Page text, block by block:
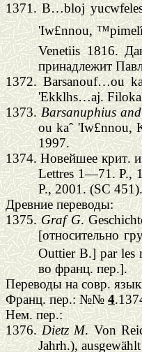
1371.B…bloj
'Iw£nnou,
Venetiis 1816.
принадлежит
1372.Barsanouf…ou
'Ekklhs…aj.
1373.Barsanuphius
ou kaˆ 'Iw£nnou,
1997.
1374.Новейшее крит.
Lettres 1—71. P.,
P., 2001. (SC
Древние переводы:
1375.Graf G.
[относительно
Outtier B.] par les
во франц. пер.].
Переводы на совр.
Франц. пер.: №№4
Нем. пер.:
1376.Dietz M. Von
Jahrh.),